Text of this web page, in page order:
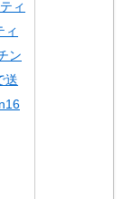
ィ
ィ
ン
送